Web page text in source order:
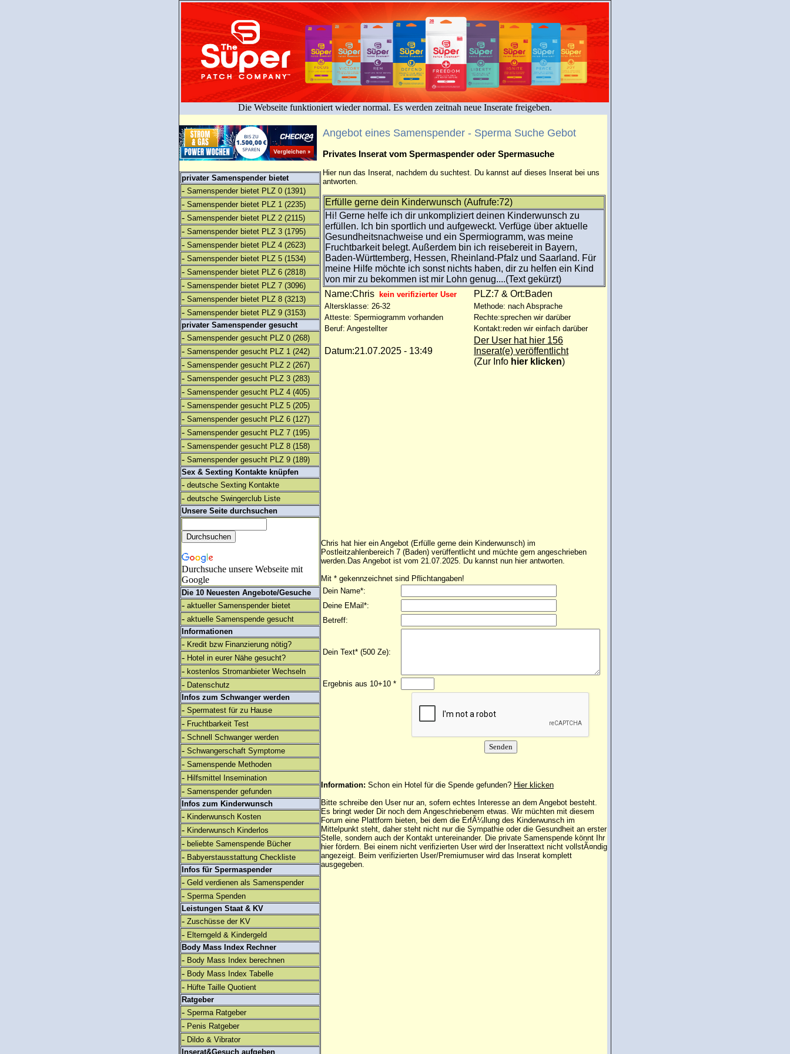
Die Webseite funktioniert wieder normal. Es werden zeitnah neue Inserate freigeben.
privater Samenspender bietet
- Samenspender bietet PLZ 0 (1391)
- Samenspender bietet PLZ 1 (2235)
- Samenspender bietet PLZ 2 (2115)
- Samenspender bietet PLZ 3 (1795)
- Samenspender bietet PLZ 4 (2623)
- Samenspender bietet PLZ 5 (1534)
- Samenspender bietet PLZ 6 (2818)
- Samenspender bietet PLZ 7 (3096)
- Samenspender bietet PLZ 8 (3213)
- Samenspender bietet PLZ 9 (3153)
privater Samenspender gesucht
- Samenspender gesucht PLZ 0 (268)
- Samenspender gesucht PLZ 1 (242)
- Samenspender gesucht PLZ 2 (267)
- Samenspender gesucht PLZ 3 (283)
- Samenspender gesucht PLZ 4 (405)
- Samenspender gesucht PLZ 5 (205)
- Samenspender gesucht PLZ 6 (127)
- Samenspender gesucht PLZ 7 (195)
- Samenspender gesucht PLZ 8 (158)
- Samenspender gesucht PLZ 9 (189)
Sex & Sexting Kontakte knüpfen
- deutsche Sexting Kontakte
- deutsche Swingerclub Liste
Unsere Seite durchsuchen
Durchsuche unsere Webseite mit
Google
Die 10 Neuesten Angebote/Gesuche
- aktueller Samenspender bietet
- aktuelle Samenspende gesucht
Informationen
- Kredit bzw Finanzierung nötig?
- Hotel in eurer Nähe gesucht?
- kostenlos Stromanbieter Wechseln
- Datenschutz
Infos zum Schwanger werden
- Spermatest für zu Hause
- Fruchtbarkeit Test
- Schnell Schwanger werden
- Schwangerschaft Symptome
- Samenspende Methoden
- Hilfsmittel Insemination
- Samenspender gefunden
Infos zum Kinderwunsch
- Kinderwunsch Kosten
- Kinderwunsch Kinderlos
- beliebte Samenspende Bücher
- Babyerstausstattung Checkliste
Infos für Spermaspender
- Geld verdienen als Samenspender
- Sperma Spenden
Leistungen Staat & KV
- Zuschüsse der KV
- Elterngeld & Kindergeld
Body Mass Index Rechner
- Body Mass Index berechnen
- Body Mass Index Tabelle
- Hüfte Taille Quotient
Ratgeber
- Sperma Ratgeber
- Penis Ratgeber
- Dildo & Vibrator
Inserat&Gesuch aufgeben
Angebot eines Samenspender - Sperma Suche Gebot
Privates Inserat vom Spermaspender oder Spermasuche
Hier nun das Inserat, nachdem du suchtest. Du kannst auf dieses Inserat bei uns
antworten.
Erfülle gerne dein Kinderwunsch (Aufrufe:72)
Hi! Gerne helfe ich dir unkompliziert deinen Kinderwunsch zu
erfüllen. Ich bin sportlich und aufgeweckt. Verfüge über aktuelle
Gesundheitsnachweise und ein Spermiogramm, was meine
Fruchtbarkeit belegt. Außerdem bin ich reisebereit in Bayern,
Baden-Württemberg, Hessen, Rheinland-Pfalz und Saarland. Für
meine Hilfe möchte ich sonst nichts haben, dir zu helfen ein Kind
von mir zu bekommen ist mir Lohn genug....(Text gekürzt)
Name:Chris
kein verifizierter User PLZ:7 & Ort:Baden
Altersklasse: 26-32
Methode: nach Absprache
Atteste: Spermiogramm vorhanden
Rechte:sprechen wir darüber
Beruf: Angestellter
Kontakt:reden wir einfach darüber
Datum:21.07.2025 - 13:49
Der User hat hier 156
Inserat(e) veröffentlicht
(Zur Info hier klicken)
Chris hat hier ein Angebot (Erfülle gerne dein Kinderwunsch) im
Postleitzahlenbereich 7 (Baden) verüffentlicht und müchte gern angeschrieben
werden.Das Angebot ist vom 21.07.2025. Du kannst nun hier antworten.
Mit * gekennzeichnet sind Pflichtangaben!
Dein Name*:
Deine EMail*:
Betreff:
Dein Text* (500 Ze):
Ergebnis aus 10+10 *
Information: Schon ein Hotel für die Spende gefunden? Hier klicken
Bitte schreibe den User nur an, sofern echtes Interesse an dem Angebot besteht.
Es bringt weder Dir noch dem Angeschriebenem etwas. Wir müchten mit diesem
Forum eine Plattform bieten, bei dem die ErfÃ¼llung des Kinderwunsch im
Mittelpunkt steht, daher steht nicht nur die Sympathie oder die Gesundheit an erster
Stelle, sondern auch der Kontakt untereinander. Die private Samenspende könnt Ihr
hier fördern. Bei einem nicht verifizierten User wird der Inserattext nicht vollstÃ¤ndig
angezeigt. Beim verifizierten User/Premiumuserwird das Inserat komplett
ausgegeben.